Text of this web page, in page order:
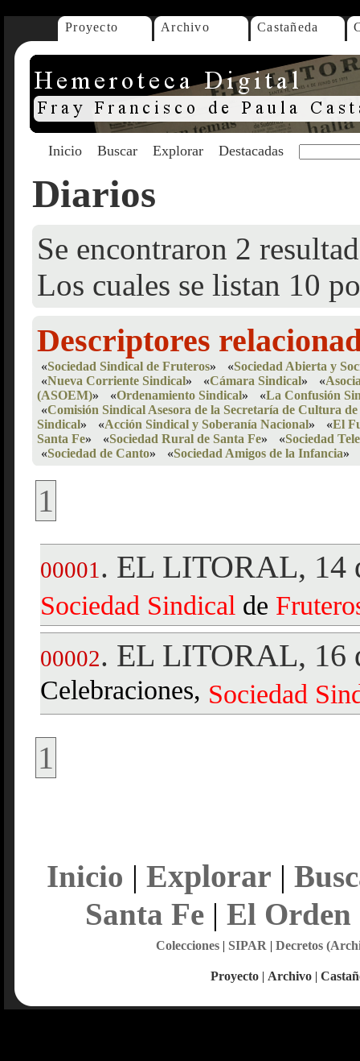
Proyecto Archivo Castañeda
Inicio Buscar Explorar Destacadas
Diarios
Se encontraron 2
Los cuales se listan 10
Descriptores
«Sociedad Sindical de Fruteros» «Sociedad Abierta y
«Nueva Corriente Sindical» «Cámara Sindical» «
(ASOEM)» «Ordenamiento Sindical» «La Confusión
«Comisión Sindical Asesora de la Secretaría de Cultura
Sindical» «Acción Sindical y Soberanía Nacional» «El
Santa Fe» «Sociedad Rural de Santa Fe» «Sociedad
«Sociedad de Canto» «Sociedad Amigos de la Infancia»
1
00001 . EL LITORAL, 14
Sociedad Sindical de
00002. EL LITORAL, 16
Celebraciones, Sociedad
1
Inicio | Explorar |
Santa Fe| El Orden
Colecciones| SIPAR | Decretos
Proyecto | Archivo |